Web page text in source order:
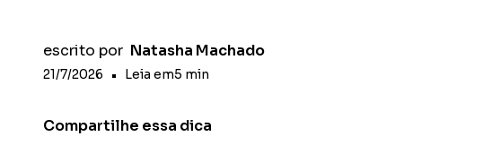
escrito por Natasha Machado
21/7/2026 • Leia em5 min
Compartilhe essa dica